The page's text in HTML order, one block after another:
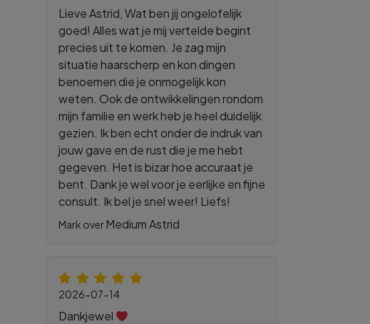
Lieve Astrid, Wat ben jij ongelofelijk
goed! Alles wat je mij vertelde begint
precies uit te komen. Je zag mijn
situatie haarscherp en kon dingen
benoemen die je onmogelijk kon
weten. Ook de ontwikkelingen rondom
mijn familie en werk heb je heel duidelijk
gezien. Ik ben echt onder de indruk van
jouw gave en de rust die je me hebt
gegeven. Het is bizar hoe accuraat je
bent. Dank je wel voor je eerlijke en fijne
consult. Ik bel je snel weer! Liefs!
Mark overMedium Astrid
2026-07-14
Dankjewel